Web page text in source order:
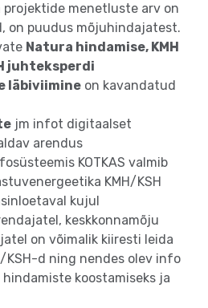
projektide menetluste arv on
on puudus mõjuhindajatest.
Natura hindamise, KMH
juhteksperdi
läbiviimine on kavandatud
jm infot digitaalset
arendus
KOTKAS valmib
KMH/KSH
kujul
keskkonnamõju
on võimalik kiiresti leida
KSH-d ning nendes olev info
koostamiseks ja